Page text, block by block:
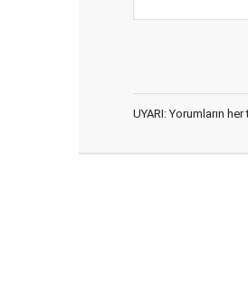
UYARI: Yorumların